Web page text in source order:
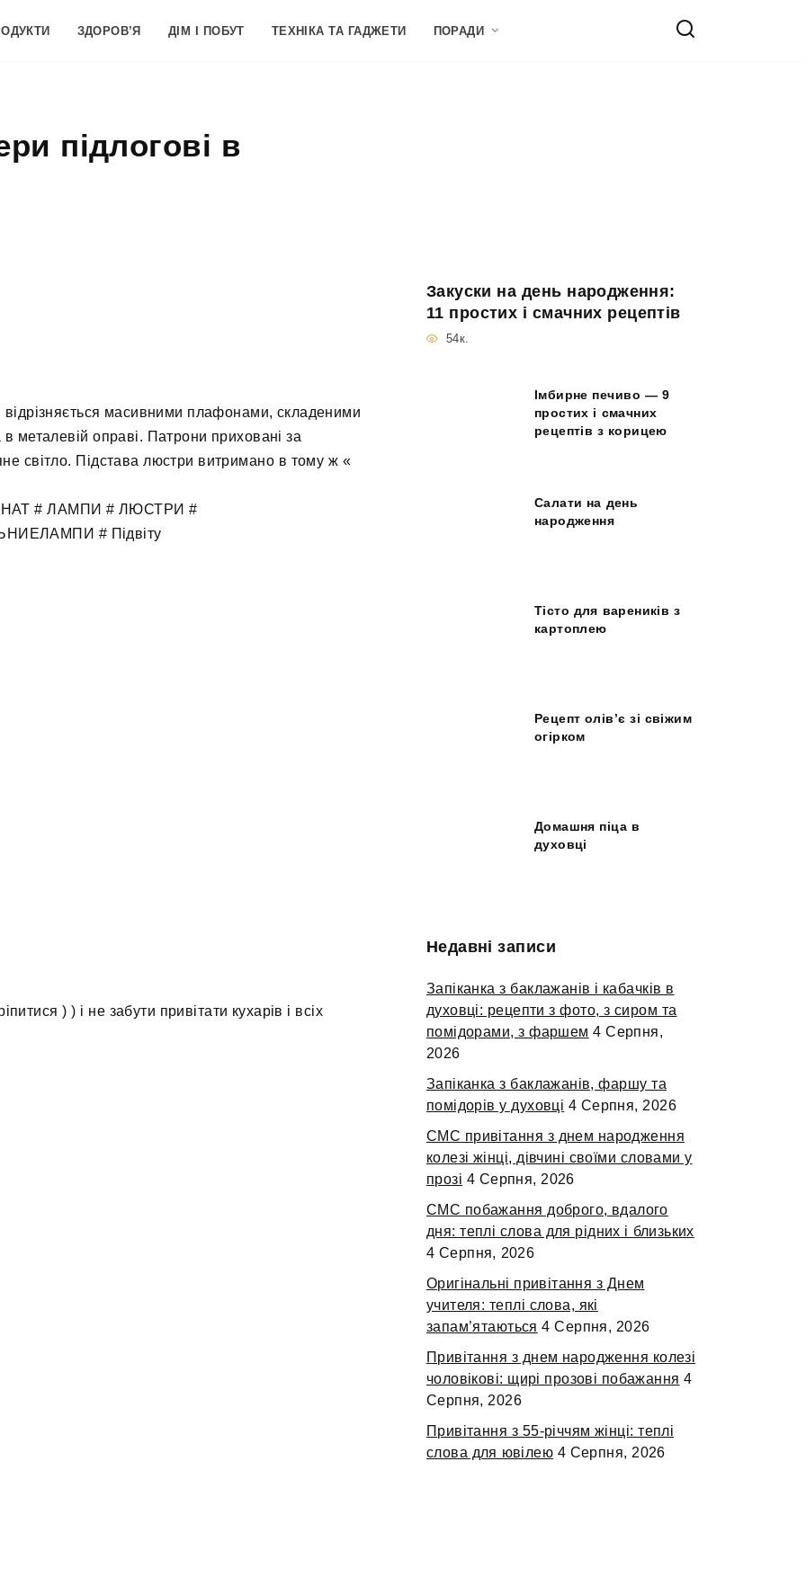
ЗДОРОВ’Я ДІМ І ПОБУТ ТЕХНІКА ТА ГАДЖЕТИ ПОРАДИ
підлогові в
відрізняється масивними плафонами, складеними
металевій оправі. Патрони приховані за
світло. Підстава люстри витримано в тому ж «
# ЛАМПИ # ЛЮСТРИ #
# Підвіту
) ) і не забути привітати кухарів і всіх
Закуски на день народження:
11 простих і смачних рецептів
54к.
Імбирне печиво — 9
простих і смачних
рецептів з корицею
Салати на день
народження
Тісто для вареників з
картоплею
Рецепт олів’є зі свіжим
огірком
Домашня піца в
духовці
Недавні записи
Запіканка з баклажанів і кабачків в
духовці: рецепти з фото, з сиром та
помідорами, з фаршем 4 Серпня,
2026
Запіканка з баклажанів, фаршу та
помідорів у духовці 4 Серпня, 2026
СМС привітання з днем народження
колезі жінці, дівчині своїми словами у
прозі 4 Серпня, 2026
СМС побажання доброго, вдалого
дня: теплі слова для рідних і близьких
4 Серпня, 2026
Оригінальні привітання з Днем
учителя: теплі слова, які
запам’ятаються 4 Серпня, 2026
Привітання з днем народження колезі
чоловікові: щирі прозові побажання 4
Серпня, 2026
Привітання з 55-річчям жінці: теплі
слова для ювілею 4 Серпня, 2026